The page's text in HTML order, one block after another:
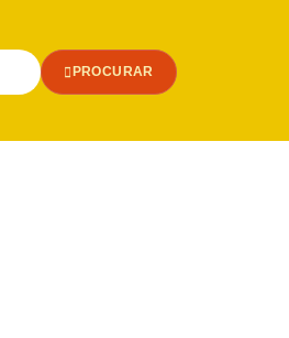
PROCURAR